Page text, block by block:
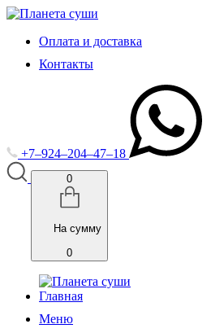
Оплата и доставка
Контакты
+7‒924‒204‒47‒18
0
На сумму
0
Главная
Меню